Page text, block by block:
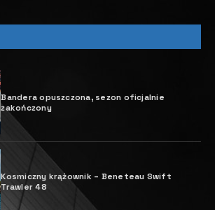
Bandera opuszczona, sezon oficjalnie
zakończony
Kosmiczny krążownik – Beneteau Swift
Trawler 48